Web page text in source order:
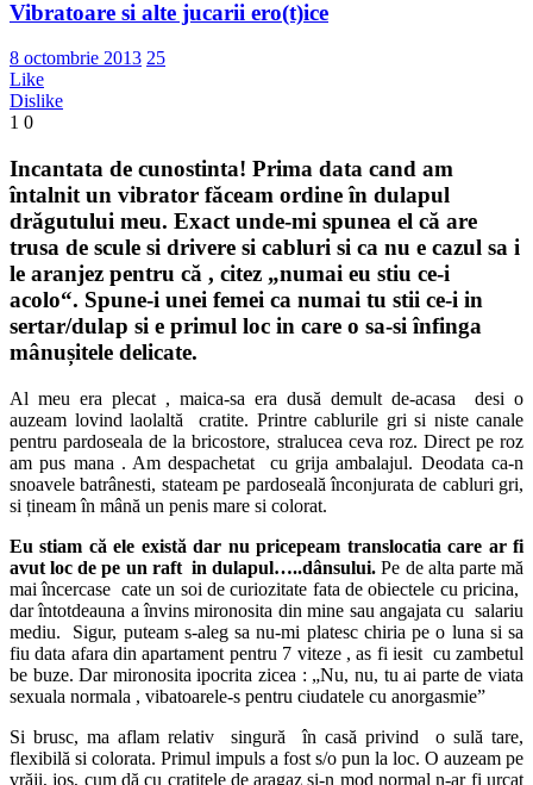
Vibratoare si alte jucarii ero(t)ice
8 octombrie 2013 25
Like
Dislike
1 0
Incantata de cunostinta! Prima data cand am
întalnit un vibrator făceam ordine în dulapul
drăgutului meu. Exact unde-mi spunea el că are
trusa de scule si drivere si cabluri si ca nu e cazul sa i
le aranjez pentru că , citez „numai eu stiu ce-i
acolo“. Spune-i unei femei ca numai tu stii ce-i in
sertar/dulap si e primul loc in care o sa-si înfinga
mânușitele delicate.
Al meu era plecat , maica-sa era dusă demult de-acasa desi o
auzeam lovind laolaltă cratite. Printre cablurile gri si niste canale
pentru pardoseala de la bricostore, stralucea ceva roz. Direct pe roz
am pus mana . Am despachetat cu grija ambalajul. Deodata ca-n
snoavele batrânesti, stateam pe pardoseală înconjurata de cabluri gri,
si țineam în mână un penis mare si colorat.
Eu stiam că ele există dar nu pricepeam translocatia care ar fi
avut loc de pe un raft in dulapul…..dânsului. Pe de alta parte mă
mai încercase cate un soi de curiozitate fata de obiectele cu pricina,
dar întotdeauna a învins mironosita din mine sau angajata cu salariu
mediu. Sigur, puteam s-aleg sa nu-mi platesc chiria pe o luna si sa
fiu data afara din apartament pentru 7 viteze , as fi iesit cu zambetul
be buze. Dar mironosita ipocrita zicea : „Nu, nu, tu ai parte de viata
sexuala normala , vibatoarele-s pentru ciudatele cu anorgasmie”
Si brusc, ma aflam relativ singură în casă privind o sulă tare,
flexibilă si colorata. Primul impuls a fost s/o pun la loc. O auzeam pe
vrăji, jos, cum dă cu cratitele de aragaz si-n mod normal n-ar fi urcat